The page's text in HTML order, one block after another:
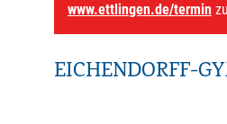
www.ettlingen.de/termin
EICHENDORFF-